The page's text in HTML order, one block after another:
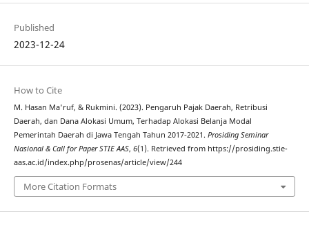
Published
2023-12-24
How to Cite
M. Hasan Ma'ruf, & Rukmini. (2023). Pengaruh Pajak Daerah, Retribusi
Daerah, dan Dana Alokasi Umum, Terhadap Alokasi Belanja Modal
Pemerintah Daerah di Jawa Tengah Tahun 2017-2021. Prosiding Seminar
Nasional & Call for Paper STIE AAS, 6(1). Retrieved from https://prosiding.stie-
aas.ac.id/index.php/prosenas/article/view/244
More Citation Formats